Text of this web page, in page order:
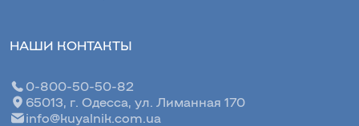
НАШИ КОНТАКТЫ
0-800-50-50-82
65013, г. Одесса, ул. Лиманная 170
info@kuyalnik.com.ua